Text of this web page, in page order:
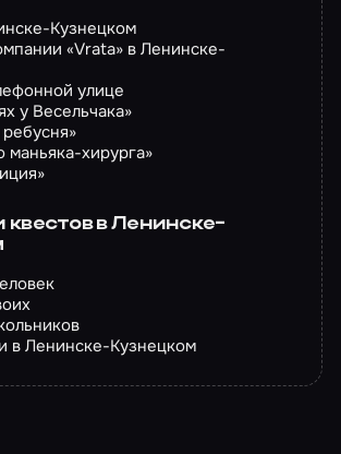
Кузнецком
«Vrata» в Ленинске-
улице
у Весельчака»
маньяка-хирурга»
квестов в Ленинске-
в Ленинске-Кузнецком